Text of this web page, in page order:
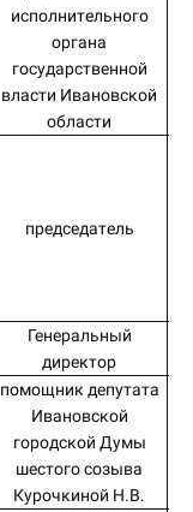
исполнительного
органа
государственной
власти Ивановской
области
председатель
Генеральный
директор
помощник депутата
Ивановской
городской Думы
шестого созыва
Курочкиной Н.В.